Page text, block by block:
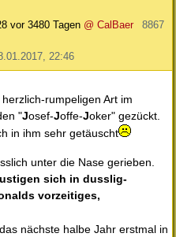
vor 3480 Tagen @ CalBaer
8867
22:46
rumpeligen Art im
"Josef-Joffe-Joker" gezückt.
in ihm sehr getäuscht
unter die Nase gerieben.
sich in dusslig-
vorzeitiges,
nächste halbe Jahr erstmal in